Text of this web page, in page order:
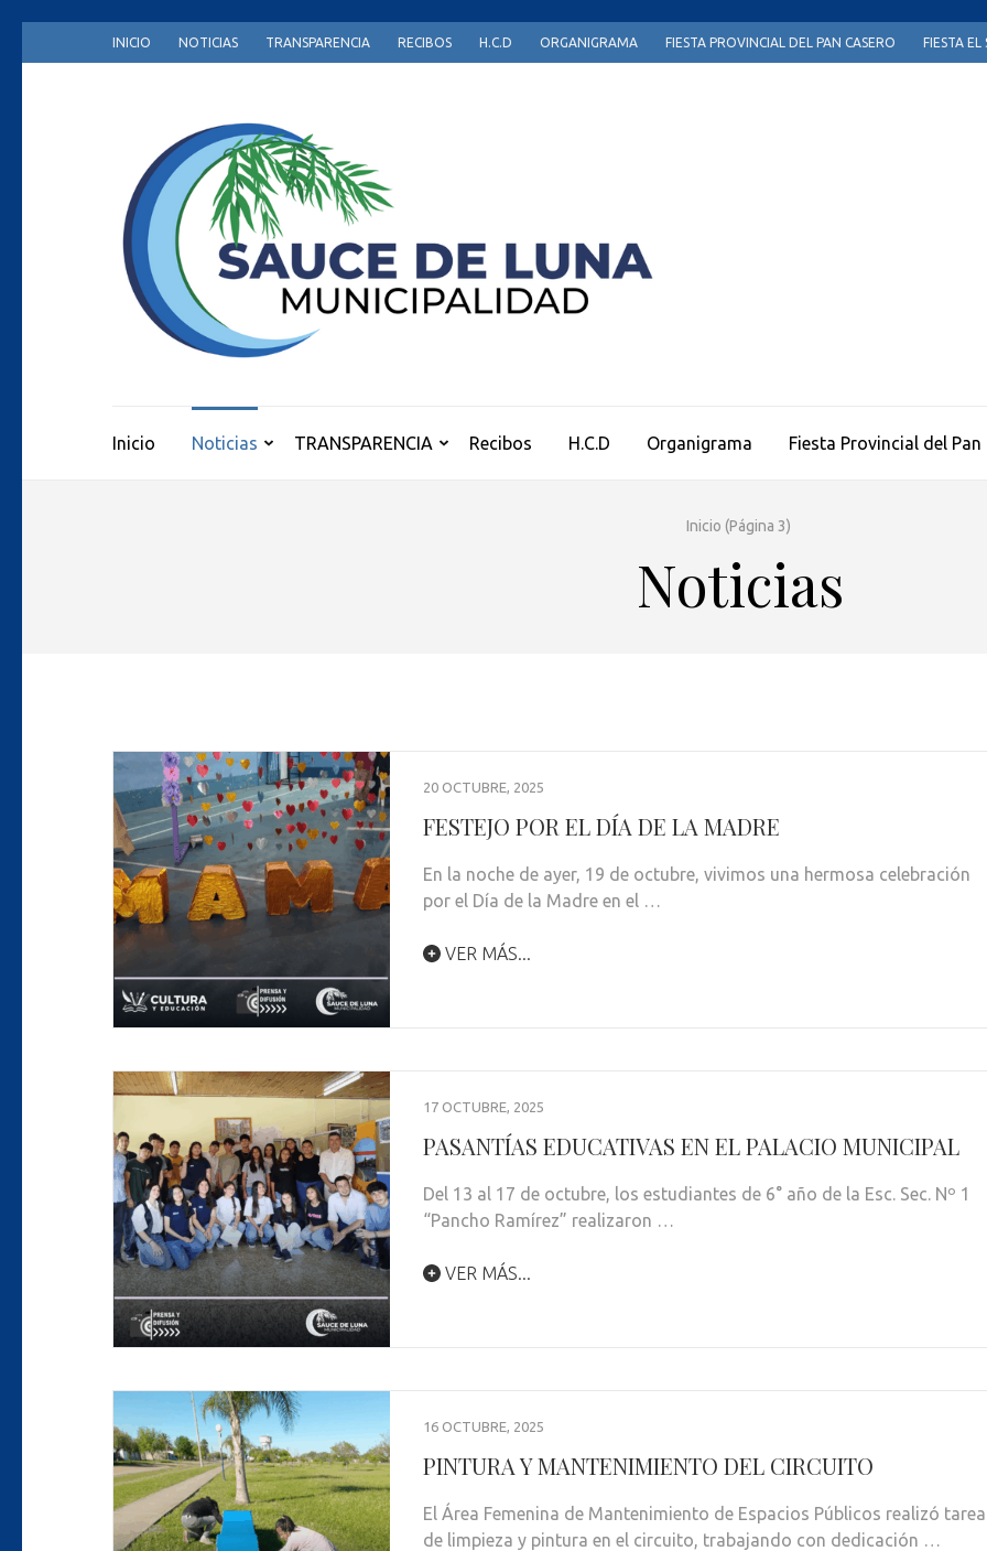
to
INICIO NOTICIAS TRANSPARENCIA RECIBOS H.C.D ORGANIGRAMA FIESTA PROVINCIAL DEL PAN CASERO FIESTA EL
Inicio Noticias TRANSPARENCIA Recibos H.C.D Organigrama Fiesta Provincial del Pan
Inicio (Página 3)
Noticias
20 OCTUBRE, 2025
FESTEJO POR EL DÍA DE LA MADRE
En la noche de ayer, 19 de octubre, vivimos una hermosa celebración
por el Día de la Madre en el …
VER MÁS...
17 OCTUBRE, 2025
PASANTÍAS EDUCATIVAS EN EL PALACIO MUNICIPAL
Del 13 al 17 de octubre, los estudiantes de 6° año de la Esc. Sec. Nº 1
“Pancho Ramírez” realizaron …
VER MÁS...
16 OCTUBRE, 2025
PINTURA Y MANTENIMIENTO DEL CIRCUITO
El Área Femenina de Mantenimiento de Espacios Públicos realizó
de limpieza y pintura en el circuito, trabajando con dedicación …